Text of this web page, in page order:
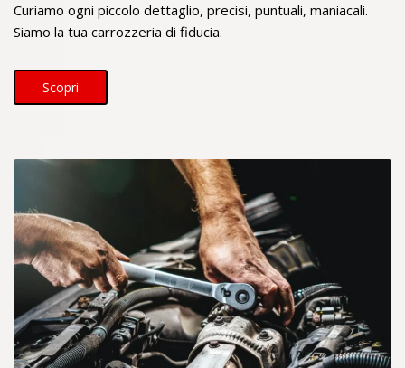
Curiamo ogni piccolo dettaglio, precisi, puntuali, maniacali.
Siamo la tua carrozzeria di fiducia.
Scopri